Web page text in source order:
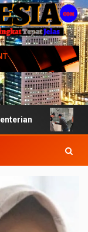
Ujian